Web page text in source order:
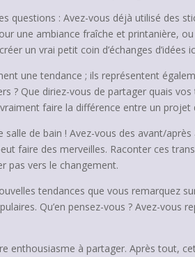
questions : Avez-vous déjà utilisé des
une ambiance fraîche et printanière,
un vrai petit coin d’échanges d’idées
une tendance ; ils représentent
? Que diriez-vous de partager quais
faire la différence entre un
salle de bain ! Avez-vous des avant/
faire des merveilles. Raconter ces
pas vers le changement.
tendances que vous remarquez
Qu’en pensez-vous ? Avez-
enthousiasme à partager. Après tout,